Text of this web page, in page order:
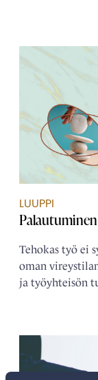
LUUPPI
Tehokas työ ei
oman
ja työyhteisön